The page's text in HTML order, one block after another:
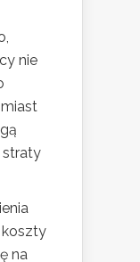
nie
straty
koszty
na